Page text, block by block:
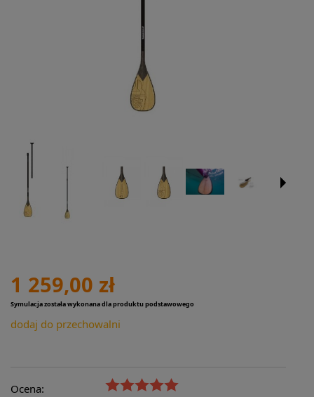
1 259,00 zł
Symulacja została wykonana dla produktu podstawowego
dodaj do przechowalni
Ocena: